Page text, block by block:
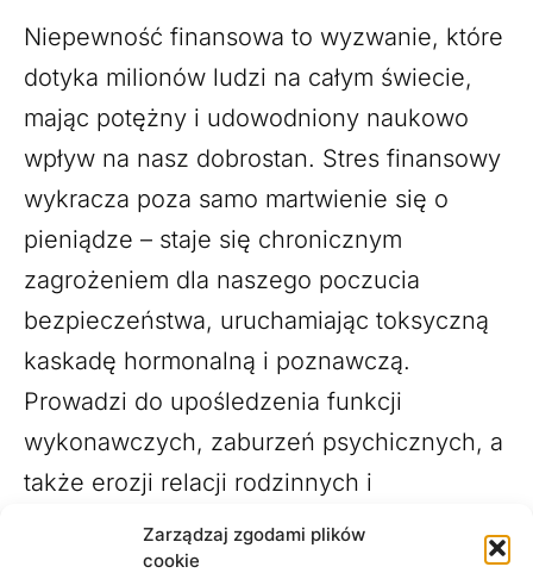
Zarządzaj zgodami plików
cookie
Niepewność finansowa to wyzwanie, które
dotyka milionów ludzi na całym świecie,
mając potężny i udowodniony naukowo
wpływ na nasz dobrostan. Stres finansowy
wykracza poza samo martwienie się o
pieniądze – staje się chronicznym
zagrożeniem dla naszego poczucia
bezpieczeństwa, uruchamiając toksyczną
kaskadę hormonalną i poznawczą.
Prowadzi do upośledzenia funkcji
wykonawczych, zaburzeń psychicznych, a
także erozji relacji rodzinnych i
społecznych.